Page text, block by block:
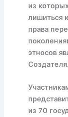
из
лишиться
права
этносов
Создателя.
из 70